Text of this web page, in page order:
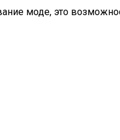
моде, это